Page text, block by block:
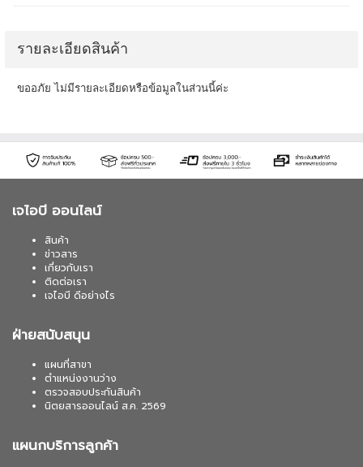
รายละเอียดสินค้า
ขออภัย ไม่มีรายละเอียดหรือข้อมูลในส่วนนี้ค่ะ
เจไอบี ออนไลน์
สินค้า
ข่าวสาร
เกี่ยวกับเรา
ติดต่อเรา
เจไอบี ดีอย่างไร
ฝ่ายสนับสนุน
แผนที่สาขา
ตำแหน่งงานว่าง
ตรวจสอบประกันสินค้า
นิตยสารออนไลน์ ส.ค. 2569
แผนกบริการลูกค้า